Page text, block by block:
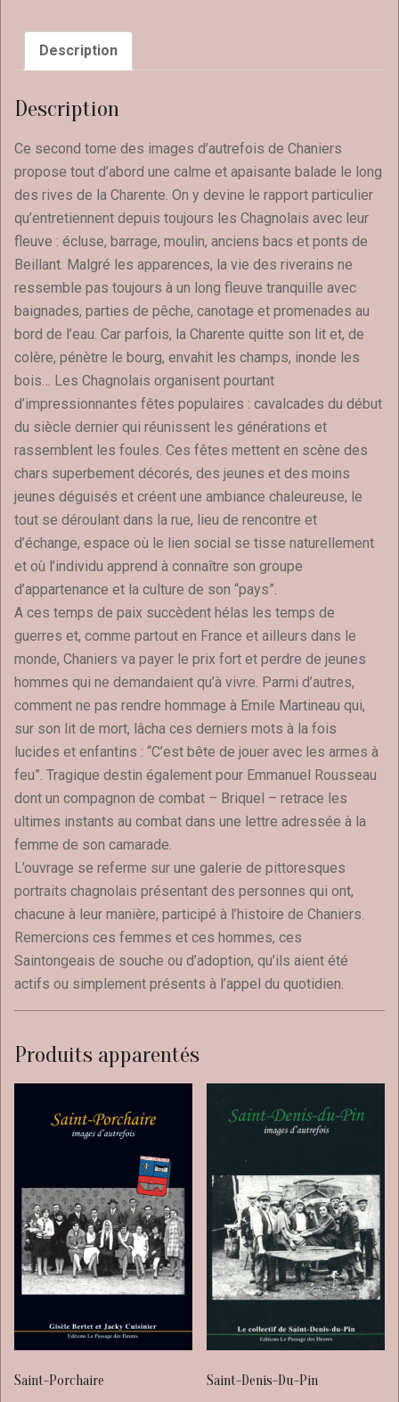
Description
Description
Ce second tome des images d’autrefois de Chaniers
propose tout d’abord une calme et apaisante balade le long
des rives de la Charente. On y devine le rapport particulier
qu’entretiennent depuis toujours les Chagnolais avec leur
fleuve : écluse, barrage, moulin, anciens bacs et ponts de
Beillant. Malgré les apparences, la vie des riverains ne
ressemble pas toujours à un long fleuve tranquille avec
baignades, parties de pêche, canotage et promenades au
bord de l’eau. Car parfois, la Charente quitte son lit et, de
colère, pénètre le bourg, envahit les champs, inonde les
bois… Les Chagnolais organisent pourtant
d’impressionnantes fêtes populaires : cavalcades du début
du siècle dernier qui réunissent les générations et
rassemblent les foules. Ces fêtes mettent en scène des
chars superbement décorés, des jeunes et des moins
jeunes déguisés et créent une ambiance chaleureuse, le
tout se déroulant dans la rue, lieu de rencontre et
d’échange, espace où le lien social se tisse naturellement
et où l’individu apprend à connaître son groupe
d’appartenance et la culture de son “pays”.
A ces temps de paix succèdent hélas les temps de
guerres et, comme partout en France et ailleurs dans le
monde, Chaniers va payer le prix fort et perdre de jeunes
hommes qui ne demandaient qu’à vivre. Parmi d’autres,
comment ne pas rendre hommage à Emile Martineau qui,
sur son lit de mort, lâcha ces derniers mots à la fois
lucides et enfantins : “C’est bête de jouer avec les armes à
feu”. Tragique destin également pour Emmanuel Rousseau
dont un compagnon de combat – Briquel – retrace les
ultimes instants au combat dans une lettre adressée à la
femme de son camarade.
L’ouvrage se referme sur une galerie de pittoresques
portraits chagnolais présentant des personnes qui ont,
chacune à leur manière, participé à l’histoire de Chaniers.
Remercions ces femmes et ces hommes, ces
Saintongeais de souche ou d’adoption, qu’ils aient été
actifs ou simplement présents à l’appel du quotidien.
Produits apparentés
Saint-Porchaire Saint-Denis-Du-Pin